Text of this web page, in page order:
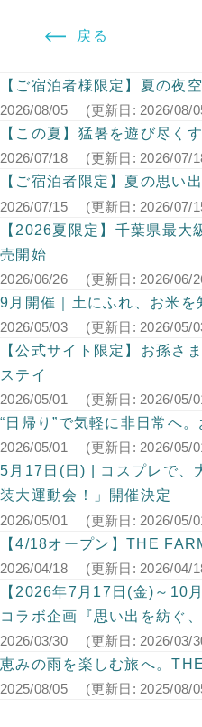
【ご宿泊者様限定】夏の夜
2026/08/05
(更新日: 2026/08/
【この夏】猛暑を遊び尽く
2026/07/18
(更新日: 2026/07/
【ご宿泊者限定】夏の思い
2026/07/15
(更新日: 2026/07/
【2026夏限定】千葉県最
売開始
2026/06/26
(更新日: 2026/06/
9月開催｜土にふれ、お米
2026/05/03
(更新日: 2026/05/
【公式サイト限定】お孫さ
ステイ
2026/05/01
(更新日: 2026/05/
“日帰り”で気軽に非日常へ
2026/05/01
(更新日: 2026/05/
5月17日(日) | コスプレで、
装大運動会！」開催決定
2026/05/01
(更新日: 2026/05/
【4/18オープン】THE
2026/04/18
(更新日: 2026/04/
【2026年7月17日(金)～10
コラボ企画『思い出を紡ぐ
2026/03/30
(更新日: 2026/03/
恵みの雨を楽しむ旅へ。
2025/08/05
(更新日: 2025/08/